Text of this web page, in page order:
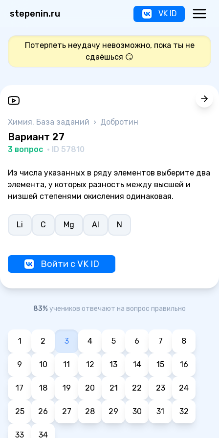
stepenin.ru VK ID
Потерпеть неудачу невозможно, пока ты не
сдаёшься 😏
Химия. База заданий › Добротин
Вариант 27
3 вопрос · ID 57810
Из числа указанных в ряду элементов выберите два
элемента, у которых разность между высшей и
низшей степенями окисления одинаковая.
Li С Mg Аl N
Войти с VK ID
83%учеников отвечают на вопрос правильно
1 2 3 4 5 6 7 8
9 10 11 12 13 14 15 16
17 18 19 20 21 22 23 24
25 26 27 28 29 30 31 32
33 34